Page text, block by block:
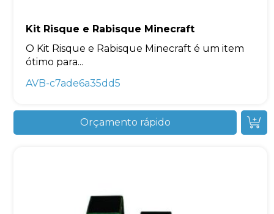
Kit Risque e Rabisque Minecraft
O Kit Risque e Rabisque Minecraft é um item
ótimo para...
AVB-c7ade6a35dd5
Orçamento rápido